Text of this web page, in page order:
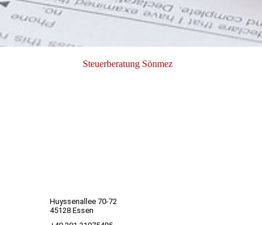
Steuerberatung Sönmez
Huyssenallee 70-72
45128 Essen